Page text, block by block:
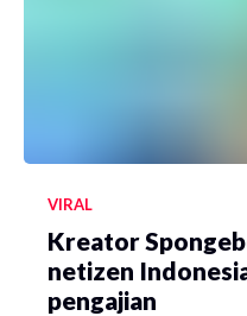
VIRAL
Kreator
netizen
pengajian